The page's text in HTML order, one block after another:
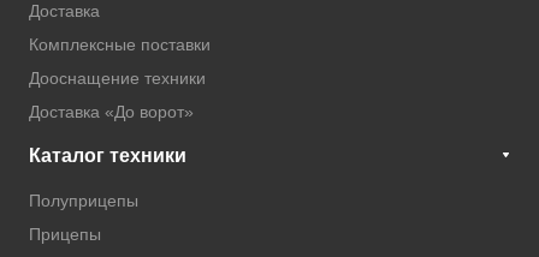
Доставка
Комплексные поставки
Дооснащение техники
Доставка «До ворот»
Каталог техники
Полуприцепы
Прицепы